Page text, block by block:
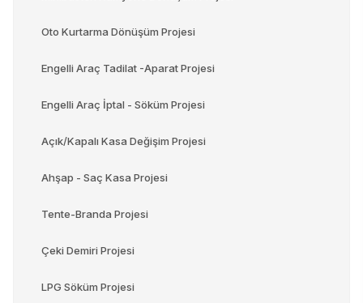
Oto Kurtarma Dönüşüm Projesi
Engelli Araç Tadilat -Aparat Projesi
Engelli Araç İptal - Söküm Projesi
Açık/Kapalı Kasa Değişim Projesi
Ahşap - Saç Kasa Projesi
Tente-Branda Projesi
Çeki Demiri Projesi
LPG Söküm Projesi